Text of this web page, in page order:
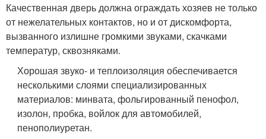
Качественная дверь должна ограждать хозяев не только
от нежелательных контактов, но и от дискомфорта,
вызванного излишне громкими звуками, скачками
температур, сквозняками.
Хорошая звуко- и теплоизоляция обеспечивается
несколькими слоями специализированных
материалов: минвата, фольгированный пенофол,
изолон, пробка, войлок для автомобилей,
пенополиуретан.